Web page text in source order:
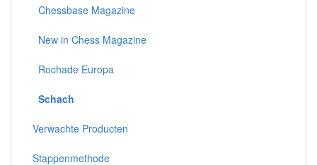
Chessbase Magazine
New in Chess Magazine
Rochade Europa
Schach
Verwachte Producten
Stappenmethode